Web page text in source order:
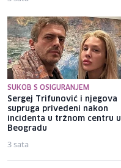
SUKOB S OSIGURANJEM
Sergej Trifunović i njegova
supruga privedeni nakon
incidenta u tržnom centru u
Beogradu
3 sata